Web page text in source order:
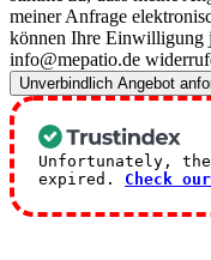
meiner Anfrage
können Ihre Einwilligung
info@mepatio.de
Unverbindlich Angebot
Unfortunately,
expired. Check